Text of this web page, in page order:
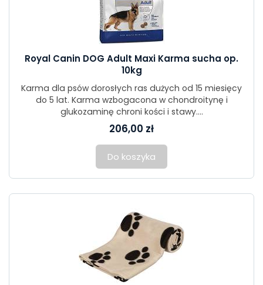
Royal Canin DOG Adult Maxi Karma sucha op.
10kg
Karma dla psów dorosłych ras dużych od 15 miesięcy
do 5 lat. Karma wzbogacona w chondroitynę i
glukozaminę chroni kości i stawy....
206,00 zł
Do koszyka